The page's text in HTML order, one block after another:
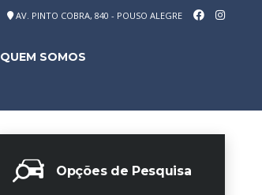
AV. PINTO COBRA, 840 - POUSO ALEGRE
QUEM SOMOS
Opções de Pesquisa